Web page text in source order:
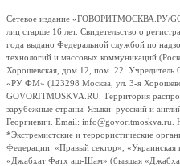
Сетевое издание «ГОВОРИТМОСКВА.РУ/
лиц старше 16 лет. Свидетельство о
года выдано Федеральной службой по
технологий и массовых коммуникаций
Хорошевская, дом 12, пом. 22. Учредитель
«РУ ФМ» (123298 Москва, ул. 3-я
GOVORITMOSKVA.RU. Территория
зарубежные страны. Языки: русский и
Георгиевич. Email: info@govoritmoskva.ru.
*Экстремистские и террористические
Федерации: «Правый сектор»,
«Джабхат Фатх аш-Шам» (бывшая